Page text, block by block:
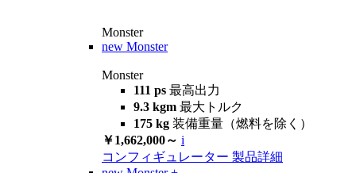
Monster
new Monster
Monster
111 ps 最高出力
9.3 kgm 最大トルク
175 kg 装備重量（燃料を除く）
￥1,662,000～ i
コンフィギュレーター 製品詳細